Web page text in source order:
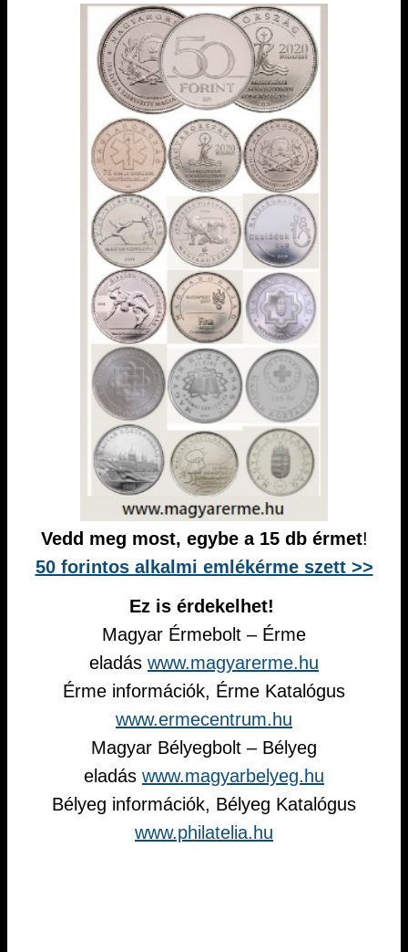
Vedd meg most, egybe a 15 db érmet!
50 forintos alkalmi emlékérme szett >>
Ez is érdekelhet!
Magyar Érmebolt – Érme
eladás www.magyarerme.hu
Érme információk, Érme Katalógus
www.ermecentrum.hu
Magyar Bélyegbolt – Bélyeg
eladás www.magyarbelyeg.hu
Bélyeg információk, Bélyeg Katalógus
www.philatelia.hu